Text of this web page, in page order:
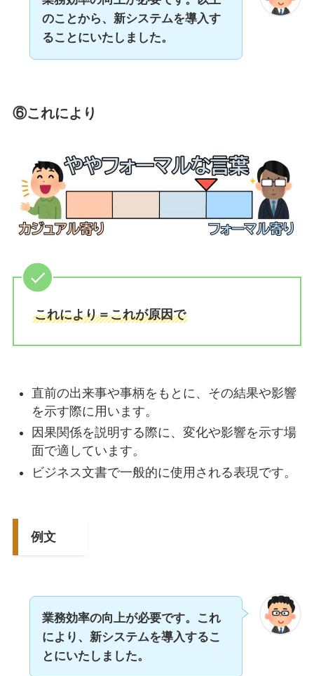
のことから、新システムを導入す
ることにいたしました。
⑥これにより
これにより＝これが原因で
直前の出来事や事柄をもとに、その結果や影響
を示す際に用います。
因果関係を説明する際に、変化や影響を示す場
面で適しています。
ビジネス文書で一般的に使用される表現です。
例文
業務効率の向上が必要です。これ
により、新システムを導入するこ
とにいたしました。